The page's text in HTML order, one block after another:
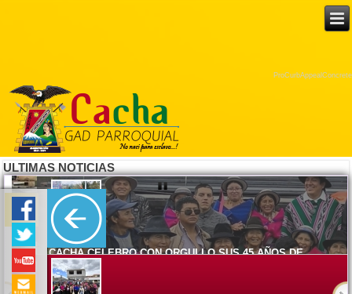
ProCurbAppealConcrete
ULTIMAS NOTICIAS
CACHA CELEBRO CON ORGULLO SUS 45 AÑOS DE
PARROQUIALIZACION
Lunes, 08 Junio 2026 15:17